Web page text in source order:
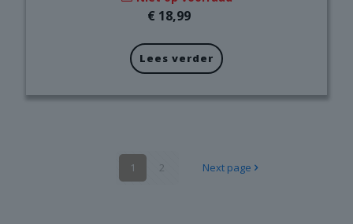
€ 18,99
Lees verder
1 2 Next page